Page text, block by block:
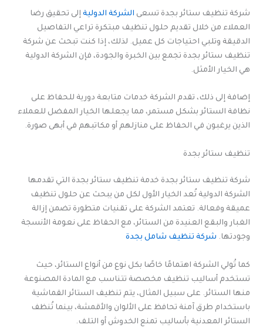
شركة تنظيف ستائر بجدة تسعى الشركة الدولية إلى تحقيق رضا
العملاء من خلال تقديم حلول تنظيف مبتكرة تراعي التفاصيل
الدقيقة وتلبي احتياجات كل عميل. لذلك، إذا كنت تبحث عن شركة
تنظيف ستائر بجدة تجمع بين الخبرة والجودة، فإن الشركة الدولية
هي الخيار الأمثل.
إضافة إلى ذلك، تقدم الشركة خدمات متابعة دورية للحفاظ على
نظافة الستائر بشكل مستمر، مما يجعلها الخيار المفضل للعملاء
الذين يرغبون في الحفاظ على منازلهم أو مكاتبهم في أبهى صورة.
تنظيف ستائر بجدة
شركة تنظيف ستائر بجدة خدمة تنظيف ستائر بجدة التي تقدمها
الشركة الدولية تُعد الخيار الأول لكل من يبحث عن حلول تنظيف
عميقة وفعالة. تعتمد الشركة على تقنيات متطورة تضمن إزالة
الغبار والبقع العنيدة من الستائر، مع الحفاظ على نعومة الأنسجة
وجودتها. شركة تنظيف شامل بجدة
كما تُولي الشركة اهتمامًا خاصًا بكل نوع من أنواع الستائر، حيث
تستخدم أساليب تنظيف مخصصة تتناسب مع المادة المصنوعة
منها الستائر. على سبيل المثال، يتم تنظيف الستائر القماشية
باستخدام طرق آمنة تحافظ على الألوان والأقمشة، بينما تُنظف
الستائر المعدنية بأساليب تمنع الخدوش أو التلف.